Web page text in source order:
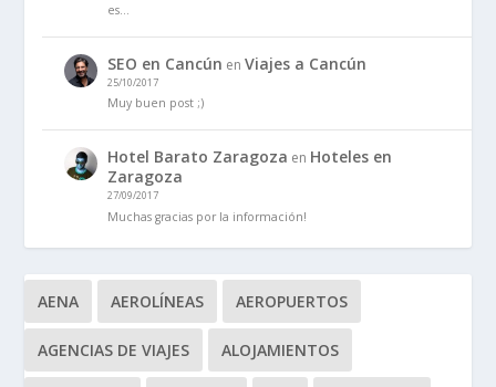
es…
SEO en Cancún enViajes a Cancún
25/10/2017
Muy buen post ;)
Hotel Barato Zaragoza en Hoteles en
Zaragoza
27/09/2017
Muchas gracias por la información!
AENA AEROLÍNEAS AEROPUERTOS
AGENCIAS DE VIAJES ALOJAMIENTOS